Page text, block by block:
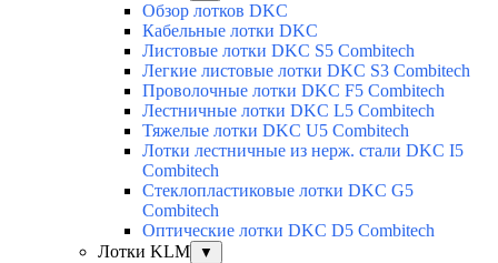
Обзор лотков DKC
Кабельные лотки DKC
Листовые лотки DKC S5 Combitech
Легкие листовые лотки DKC S3 Combitech
Проволочные лотки DKC F5 Combitech
Лестничные лотки DKC L5 Combitech
Тяжелые лотки DKC U5 Combitech
Лотки лестничные из нерж. стали DKC I5
Combitech
Стеклопластиковые лотки DKC G5
Combitech
Оптические лотки DKC D5 Combitech
Лотки KLM
▼